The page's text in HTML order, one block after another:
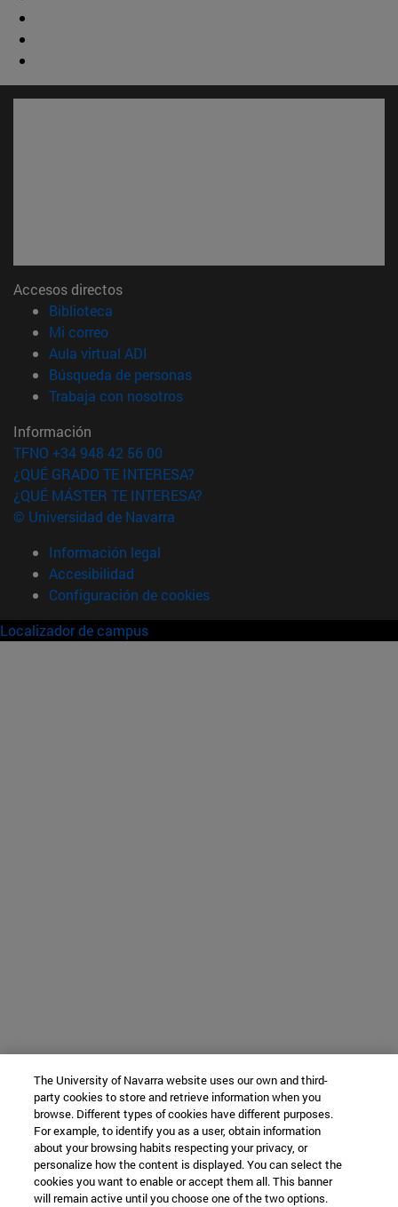
Accesos directos
Biblioteca
Mi correo(abre en nueva ventana)
Aula virtual ADI
Búsqueda de personas(abre en nueva ventana)
Trabaja con nosotros(abre en nueva ventana)
Información
TFNO +34 948 42 56 00
¿QUÉ GRADO TE INTERESA?
¿QUÉ MÁSTER TE INTERESA?
© Universidad de Navarra
Información legal
Accesibilidad
Configuración de cookies
Localizador de campus
The University of Navarra website uses our own and third-
party cookies to store and retrieve information when you
browse. Different types of cookies have different purposes.
For example, to identify you as a user, obtain information
about your browsing habits respecting your privacy, or
personalize how the content is displayed. You can select the
cookies you want to enable or accept them all. This banner
will remain active until you choose one of the two options.